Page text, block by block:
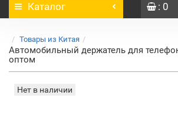
Каталог : 0
Товары из Китая
Автомобильный держатель для
оптом
Нет в наличии